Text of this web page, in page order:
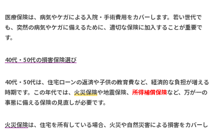
医療保険は、病気やケガによる入院・手術費用をカバーします。若い世代で
も、突然の病気やケガに備えるために、適切な保険に加入することが重要で
す。
40代・50代の損害保険選び
40代・50代は、住宅ローンの返済や子供の教育費など、経済的な負担が増える
時期です。この年代では、 火災保険や地震保険、 所得補償保険など、万が一の
事態に備える保険の見直しが必要です。
火災保険は、住宅を所有している場合、火災や自然災害による損害をカバーし